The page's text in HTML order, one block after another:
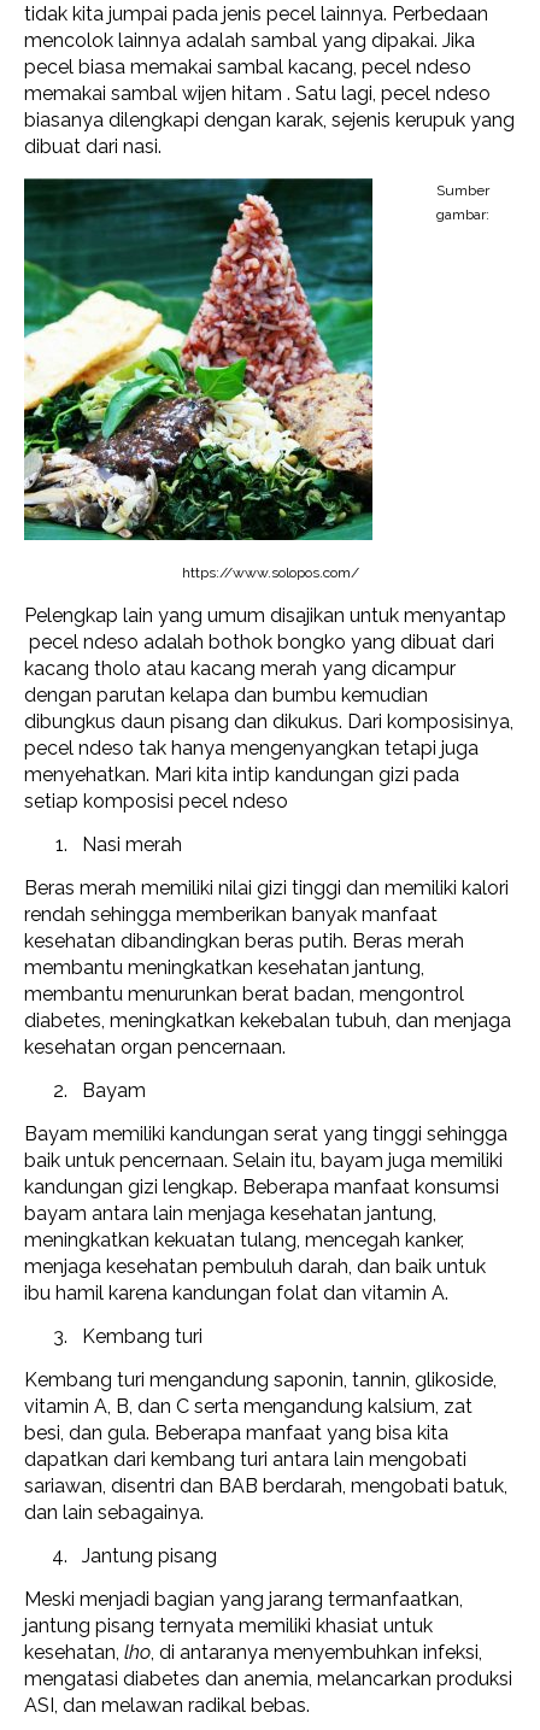
tidak kita jumpai pada jenis pecel lainnya. Perbedaan
mencolok lainnya adalah sambal yang dipakai. Jika
pecel biasa memakai sambal kacang, pecel ndeso
memakai sambal wijen hitam . Satu lagi, pecel ndeso
biasanya dilengkapi dengan karak, sejenis kerupuk yang
dibuat dari nasi.
Sumber
gambar:
https://www.solopos.com/
Pelengkap lain yang umum disajikan untuk menyantap
pecel ndeso adalah bothok bongko yang dibuat dari
kacang tholo atau kacang merah yang dicampur
dengan parutan kelapa dan bumbu kemudian
dibungkus daun pisang dan dikukus. Dari komposisinya,
pecel ndeso tak hanya mengenyangkan tetapi juga
menyehatkan. Mari kita intip kandungan gizi pada
setiap komposisi pecel ndeso
Nasi merah
Beras merah memiliki nilai gizi tinggi dan memiliki kalori
rendah sehingga memberikan banyak manfaat
kesehatan dibandingkan beras putih. Beras merah
membantu meningkatkan kesehatan jantung,
membantu menurunkan berat badan, mengontrol
diabetes, meningkatkan kekebalan tubuh, dan menjaga
kesehatan organ pencernaan.
Bayam
Bayam memiliki kandungan serat yang tinggi sehingga
baik untuk pencernaan. Selain itu, bayam juga memiliki
kandungan gizi lengkap. Beberapa manfaat konsumsi
bayam antara lain menjaga kesehatan jantung,
meningkatkan kekuatan tulang, mencegah kanker,
menjaga kesehatan pembuluh darah, dan baik untuk
ibu hamil karena kandungan folat dan vitamin A.
Kembang turi
Kembang turi mengandung saponin, tannin, glikoside,
vitamin A, B, dan C serta mengandung kalsium, zat
besi, dan gula. Beberapa manfaat yang bisa kita
dapatkan dari kembang turi antara lain mengobati
sariawan, disentri dan BAB berdarah, mengobati batuk,
dan lain sebagainya.
Jantung pisang
Meski menjadi bagian yang jarang termanfaatkan,
jantung pisang ternyata memiliki khasiat untuk
kesehatan, lho , di antaranya menyembuhkan infeksi,
mengatasi diabetes dan anemia, melancarkan produksi
ASI, dan melawan radikal bebas.